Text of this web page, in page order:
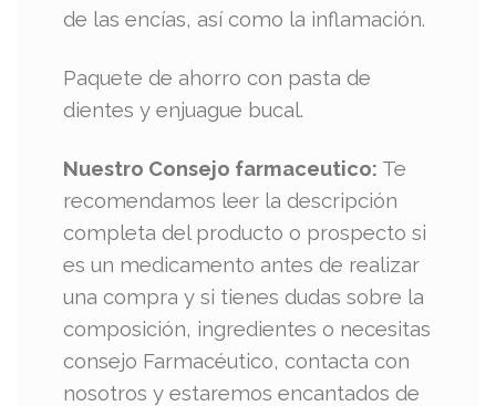
de las encías, así como la inflamación.
Paquete de ahorro con pasta de
dientes y enjuague bucal.
Nuestro Consejo farmaceutico: Te
recomendamos leer la descripción
completa del producto o prospecto si
es un medicamento antes de realizar
una compra y si tienes dudas sobre la
composición, ingredientes o necesitas
consejo Farmacéutico, contacta con
nosotros y estaremos encantados de